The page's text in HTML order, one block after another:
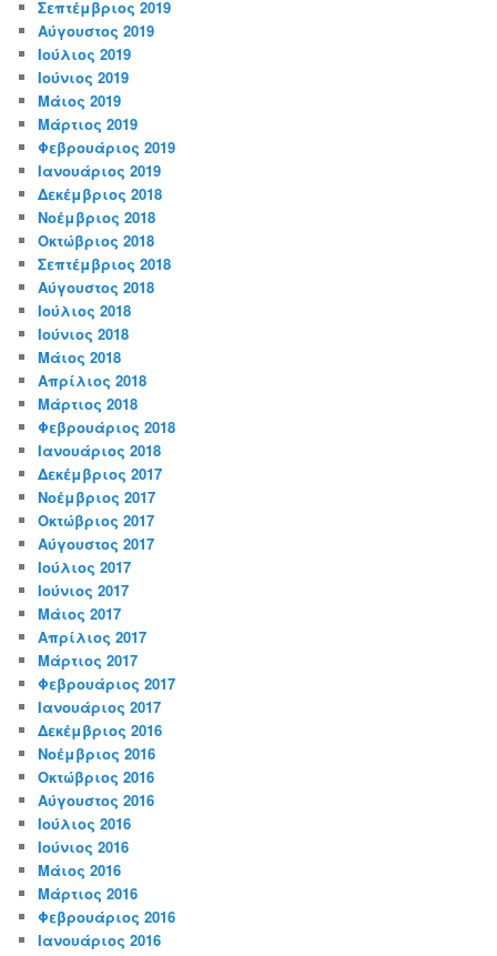
Σεπτέμβριος 2019
Αύγουστος 2019
Ιούλιος 2019
Ιούνιος 2019
Μάιος 2019
Μάρτιος 2019
Φεβρουάριος 2019
Ιανουάριος 2019
Δεκέμβριος 2018
Νοέμβριος 2018
Οκτώβριος 2018
Σεπτέμβριος 2018
Αύγουστος 2018
Ιούλιος 2018
Ιούνιος 2018
Μάιος 2018
Απρίλιος 2018
Μάρτιος 2018
Φεβρουάριος 2018
Ιανουάριος 2018
Δεκέμβριος 2017
Νοέμβριος 2017
Οκτώβριος 2017
Αύγουστος 2017
Ιούλιος 2017
Ιούνιος 2017
Μάιος 2017
Απρίλιος 2017
Μάρτιος 2017
Φεβρουάριος 2017
Ιανουάριος 2017
Δεκέμβριος 2016
Νοέμβριος 2016
Οκτώβριος 2016
Αύγουστος 2016
Ιούλιος 2016
Ιούνιος 2016
Μάιος 2016
Μάρτιος 2016
Φεβρουάριος 2016
Ιανουάριος 2016